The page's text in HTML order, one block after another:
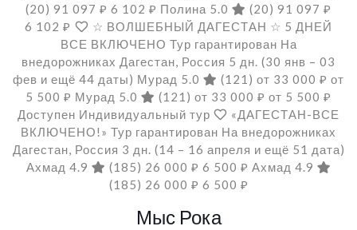
(20) 91 097 ₽ 6 102 ₽ Полина 5.0 (20) 91 097 ₽
6 102 ₽
☆ ВОЛШЕБНЫЙ ДАГЕСТАН ☆ 5 ДНЕЙ
ВСЕ ВКЛЮЧЕНО Тур гарантирован На
внедорожниках Дагестан, Россия 5 дн. (30 янв – 03
фев и ещё 44 даты) Мурад 5.0 (121) от 33 000 ₽ от
5 500 ₽ Мурад 5.0 (121) от 33 000 ₽ от 5 500 ₽
Доступен Индивидуальный тур
«ДАГЕСТАН-ВСЕ
ВКЛЮЧЕНО!» Тур гарантирован На внедорожниках
Дагестан, Россия 3 дн. (14 – 16 апреля и ещё 51 дата)
Ахмад 4.9
(185) 26 000 ₽ 6 500 ₽ Ахмад 4.9
(185) 26 000 ₽ 6 500 ₽
Мыс Рока